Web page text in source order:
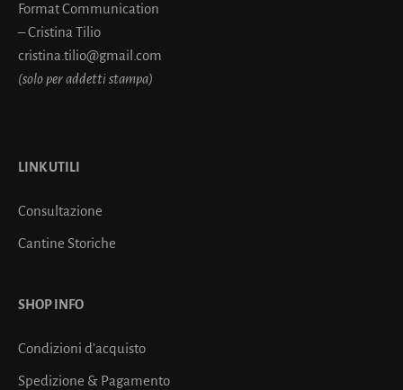
Format Communication
– Cristina Tilio
cristina.tilio@gmail.com
(solo per addetti stampa)
LINK UTILI
Consultazione
Cantine Storiche
SHOP INFO
Condizioni d’acquisto
Spedizione & Pagamento